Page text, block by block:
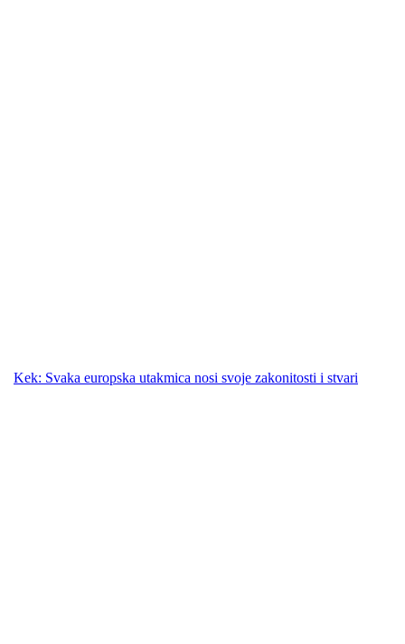
Kek: Svaka europska utakmica nosi svoje zakonitosti i stvari